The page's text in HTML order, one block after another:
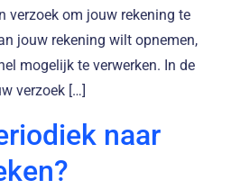
verzoek om jouw rekening te
jouw rekening wilt opnemen,
mogelijk te verwerken. In de
verzoek […]
naar